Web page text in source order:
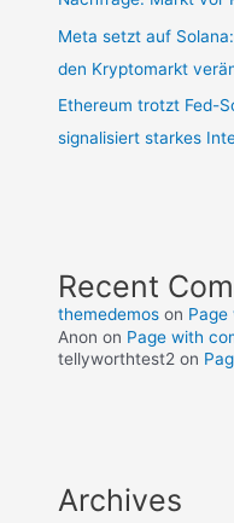
Meta setzt auf
den Kryptomarkt
Ethereum trotzt Fed-
signalisiert starkes
Recent
themedemos on
Anon on Page with
tellyworthtest2 on
Archives